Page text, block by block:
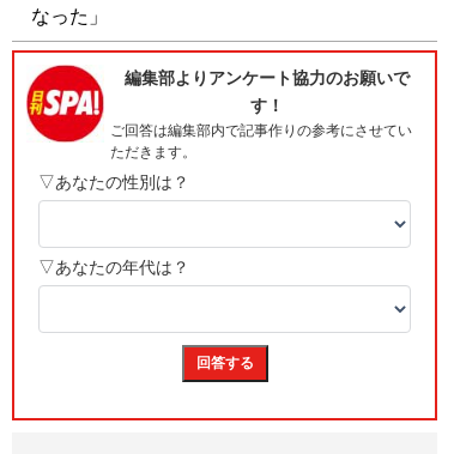
なった」